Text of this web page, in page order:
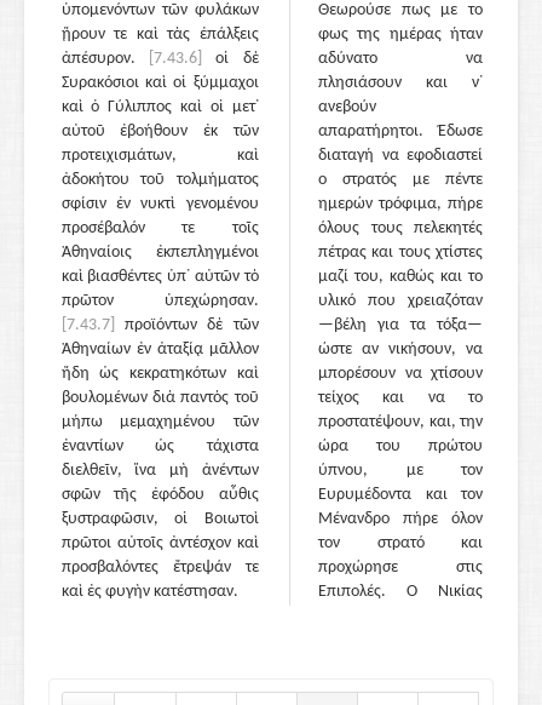
ὑπομενόντων τῶν φυλάκων
ᾕρουν τε καὶ τὰς ἐπάλξεις
ἀπέσυρον.
[7.43.6]
οἱ δὲ
Συρακόσιοι καὶ οἱ ξύμμαχοι
καὶ ὁ Γύλιππος καὶ οἱ μετ᾽
αὐτοῦ ἐβοήθουν ἐκ τῶν
προτειχισμάτων, καὶ
ἀδοκήτου τοῦ τολμήματος
σφίσιν ἐν νυκτὶ γενομένου
προσέβαλόν τε τοῖς
Ἀθηναίοις ἐκπεπληγμένοι
καὶ βιασθέντες ὑπ᾽ αὐτῶν τὸ
πρῶτον ὑπεχώρησαν.
[7.43.7]
προϊόντων δὲ τῶν
Ἀθηναίων ἐν ἀταξίᾳ μᾶλλον
ἤδη ὡς κεκρατηκότων καὶ
βουλομένων διὰ παντὸς τοῦ
μήπω μεμαχημένου τῶν
ἐναντίων ὡς τάχιστα
διελθεῖν, ἵνα μὴ ἀνέντων
σφῶν τῆς ἐφόδου αὖθις
ξυστραφῶσιν, οἱ Βοιωτοὶ
πρῶτοι αὐτοῖς ἀντέσχον καὶ
προσβαλόντες ἔτρεψάν τε
καὶ ἐς φυγὴν κατέστησαν.
Θεωρούσε πως με το
φως της ημέρας ήταν
αδύνατο να
πλησιάσουν και ν᾽
ανεβούν
απαρατήρητοι. Έδωσε
διαταγή να εφοδιαστεί
ο στρατός με πέντε
ημερών τρόφιμα, πήρε
όλους τους πελεκητές
πέτρας και τους χτίστες
μαζί του, καθώς και το
υλικό που χρειαζόταν
—βέλη για τα τόξα—
ώστε αν νικήσουν, να
μπορέσουν να χτίσουν
τείχος και να το
προστατέψουν, και, την
ώρα του πρώτου
ύπνου, με τον
Ευρυμέδοντα και τον
Μένανδρο πήρε όλον
τον στρατό και
προχώρησε στις
Επιπολές. Ο Νικίας
Ευρύαλο, από όπου και